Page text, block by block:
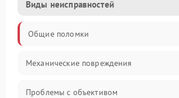
Виды неисправностей
Общие поломки
Механические повреждения
Проблемы с объективом